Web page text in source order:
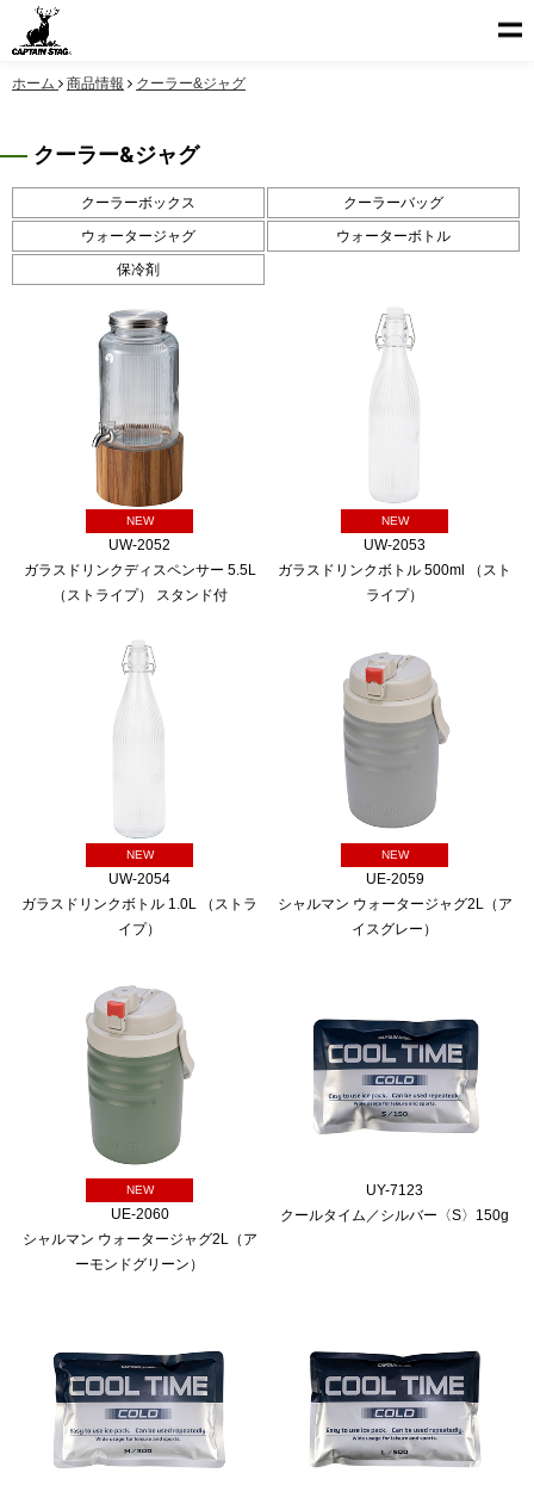
ホーム 商品情報 クーラー&ジャグ
クーラー&ジャグ
クーラーボックス クーラーバッグ
ウォータージャグ ウォーターボトル
保冷剤
NEW
UW-2052
ガラスドリンクディスペンサー 5.5L
（ストライプ） スタンド付
NEW
UW-2053
ガラスドリンクボトル 500ml （スト
ライプ）
NEW
UW-2054
ガラスドリンクボトル 1.0L （ストラ
イプ）
NEW
UE-2059
シャルマン ウォータージャグ2L（ア
イスグレー）
NEW
UE-2060
シャルマン ウォータージャグ2L（ア
ーモンドグリーン）
UY-7123
クールタイム／シルバー〈S〉150g